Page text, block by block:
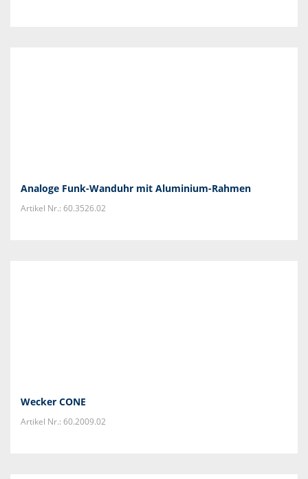
Analoge Funk-Wanduhr mit Aluminium-Rahmen
Artikel Nr.: 60.3526.02
Wecker CONE
Artikel Nr.: 60.2009.02